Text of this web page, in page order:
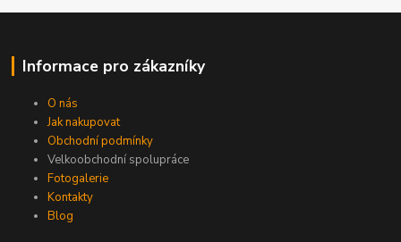
Informace pro zákazníky
O nás
Jak nakupovat
Obchodní podmínky
Velkoobchodní spolupráce
Fotogalerie
Kontakty
Blog